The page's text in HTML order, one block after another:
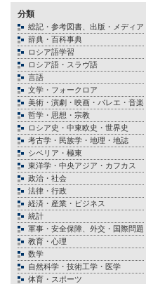
分類
総記・参考図書、出版・メディア
辞典・百科事典
ロシア語学習
ロシア語・スラヴ語
言語
文学・フォークロア
美術・演劇・映画・バレエ・音楽
哲学・思想・宗教
ロシア史・中東欧史・世界史
考古学・民族学・地理・地誌
シベリア・極東
東洋学・中央アジア・カフカス
政治・社会
法律・行政
経済・産業・ビジネス
統計
軍事・安全保障、外交・国際問題
教育・心理
数学
自然科学・技術工学・医学
体育・スポーツ